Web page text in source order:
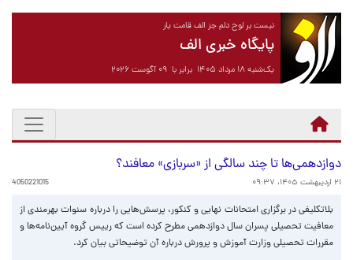
نیست بر لوح دلم جز الف قامت یار
پایگاه خبری الف
یک‌شنبه ۱۸ مرداد ۱۴۰۵ برابر با ۰۹ آگوست ۲۰۲۶
دوازدهمی‌ها تا چند سالگی از «سربازی» معافند؟
۲۱ اردیبهشت ۱۴۰۵، ۰۹:۳۷ 4050221015
بلاتکلیفی در برگزاری امتحانات نهایی و کنکور، پرسش‌هایی را درباره سنوات بهرمندی از
معافیت تحصیلی پسران سال دوازدهمی مطرح کرده است که رییس گروه آیین‌نامه‌ها و
مقررات تحصیلی وزارت آموزش و پرورش درباره آن توضیحاتی بیان کرد.